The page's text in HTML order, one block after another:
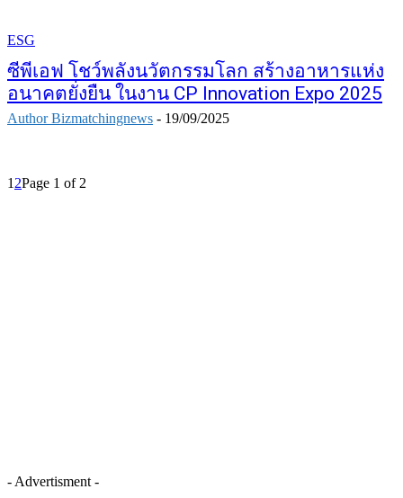
ESG
ซีพีเอฟ โชว์พลังนวัตกรรมโลก สร้างอาหารแห่ง
อนาคตยั่งยืน ในงาน CP Innovation Expo 2025
Author Bizmatchingnews - 19/09/2025
1 2Page 1 of 2
- Advertisment -